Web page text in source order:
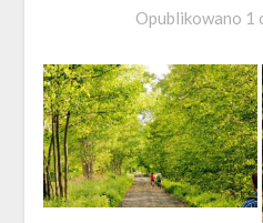
Opublikowano 1